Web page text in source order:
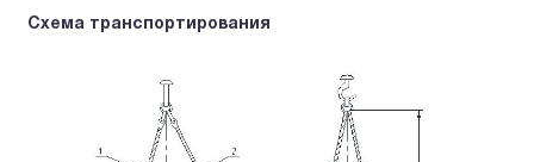
Схема транспортирования